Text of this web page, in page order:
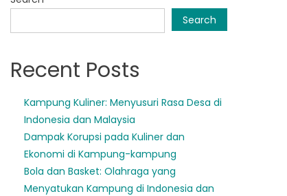
Search
Recent Posts
Kampung Kuliner: Menyusuri Rasa Desa di
Indonesia dan Malaysia
Dampak Korupsi pada Kuliner dan
Ekonomi di Kampung-kampung
Bola dan Basket: Olahraga yang
Menyatukan Kampung di Indonesia dan